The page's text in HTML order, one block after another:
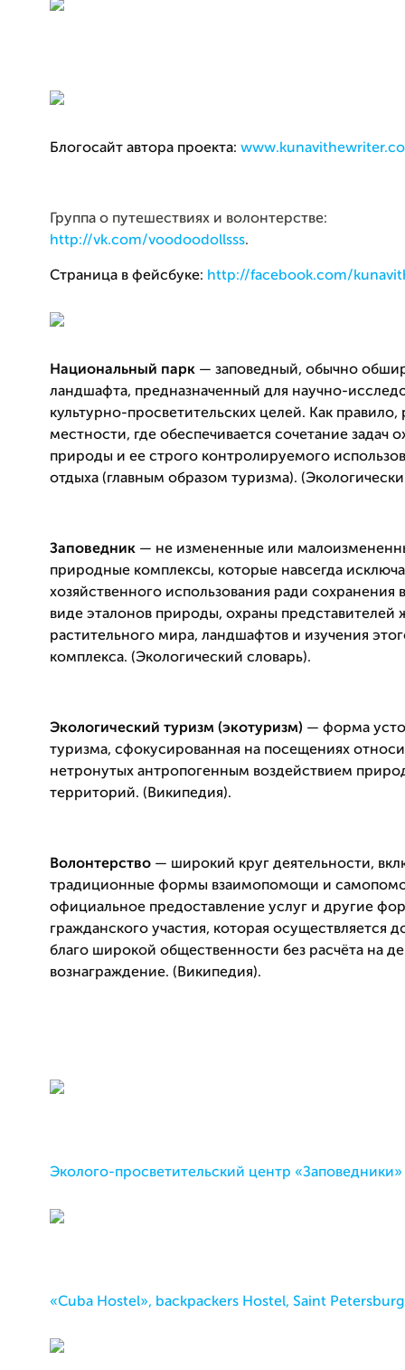
Блогосайт автора проекта:
Группа о путешествиях и волонтерстве:
http://vk.com/voodoodollsss.
Страница в фейсбуке: http://facebook.com/
Национальный парк — заповедный, обычно
ландшафта, предназначенный для научно-
культурно-просветительских целей. Как
местности, где обеспечивается сочетание задач
природы и ее строго контролируемого
отдыха (главным образом туризма).
Заповедник — не измененные или
природные комплексы, которые навсегда
хозяйственного использования ради сохранения
виде эталонов природы, охраны представителей
растительного мира, ландшафтов и изучения
комплекса. (Экологический словарь).
Экологический туризм (экотуризм) — форма
туризма, сфокусированная на посещениях
нетронутых антропогенным воздействием
территорий. (Википедия).
Волонтерство — широкий круг деятельности,
традиционные формы взаимопомощи и
официальное предоставление услуг и другие
гражданского участия, которая осуществляется
благо широкой общественности без расчёта на
вознаграждение. (Википедия).
Эколого-просветительский центр «Заповедники»
«Cuba Hostel», backpackers Hostel, Saint Petersburg